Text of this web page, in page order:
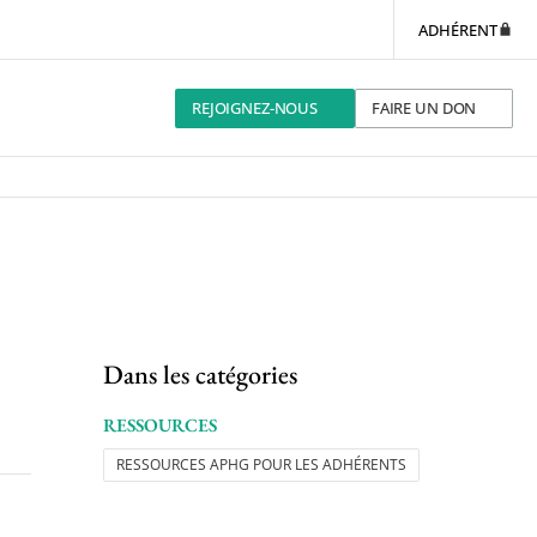
ADHÉRENT
REJOIGNEZ-NOUS FAIRE UN DON
Dans les catégories
RESSOURCES
RESSOURCES APHG POUR LES ADHÉRENTS